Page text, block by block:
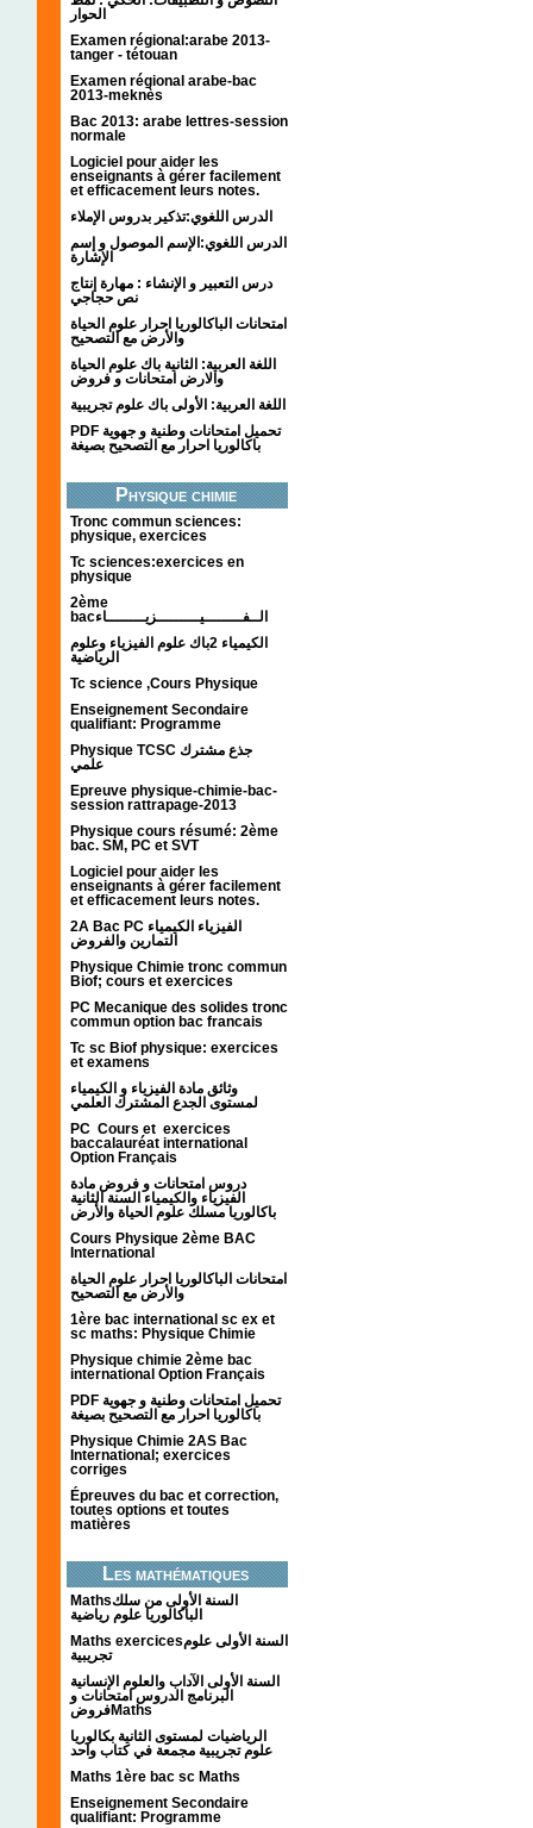
الحوار
Examen régional:arabe 2013-
tanger - tétouan
Examen régional arabe-bac
2013-meknès
Bac 2013: arabe lettres-session
normale
Logiciel pour aider les
enseignants à gérer facilement
et efficacement leurs notes.
الدرس اللغوي:تذكير بدروس الإملاء
الدرس اللغوي:الإسم الموصول و إسم
الإشارة
درس التعبير و الإنشاء : مهارة إنتاج
نص حجاجي
امتحانات الباكالوريا احرار علوم الحياة
والأرض مع التصحيح
اللغة العربية: الثانية باك علوم الحياة
والارض امتحانات و فروض
اللغة العربية: الأولى باك علوم تجريبية
PDF تحميل امتحانات وطنية و جهوية
باكالوريا احرار مع التصحيح بصيغة
Physique chimie
Tronc commun sciences:
physique, exercices
Tc sciences:exercices en
physique
2ème
bacالــفــــــــيـــــــــزيــــــــاء
الكيمياء 2باك علوم الفيزياء وعلوم
الرياضية
Tc science ,Cours Physique
Enseignement Secondaire
qualifiant: Programme
Physique TCSC جذع مشترك
علمي
Epreuve physique-chimie-bac-
session rattrapage-2013
Physique cours résumé: 2ème
bac. SM, PC et SVT
Logiciel pour aider les
enseignants à gérer facilement
et efficacement leurs notes.
2A Bac PC الفيزياء الكيمياء
التمارين والفروض
Physique Chimie tronc commun
Biof; cours et exercices
PC Mecanique des solides tronc
commun option bac francais
Tc sc Biof physique: exercices
et examens
وثائق مادة الفيزياء و الكيمياء
PC Cours et exercices
baccalauréat international
Option Français
دروس امتحانات و فروض مادة
الفيزياء والكيمياء السنة الثانية
باكالوريا مسلك علوم الحياة والأرض
Cours Physique 2ème BAC
International
امتحانات الباكالوريا احرار علوم الحياة
والأرض مع التصحيح
1ère bac international sc ex et
sc maths: Physique Chimie
Physique chimie 2ème bac
international Option Français
PDF تحميل امتحانات وطنية و جهوية
باكالوريا احرار مع التصحيح بصيغة
Physique Chimie 2AS Bac
International; exercices
corriges
Épreuves du bac et correction,
toutes options et toutes
matières
Les mathématiques
Mathsالسنة الأولى من سلك
الباكالوريا علوم رياضية
Maths exercicesالسنة الأولى علوم
تجريبية
السنة الأولى الآداب والعلوم الإنسانية
البرنامج الدروس امتحانات و
فروضMaths
الرياضيات لمستوى الثانية بكالوريا
علوم تجريبية مجمعة في كتاب واحد
Maths 1ère bac sc Maths
Enseignement Secondaire
qualifiant: Programme